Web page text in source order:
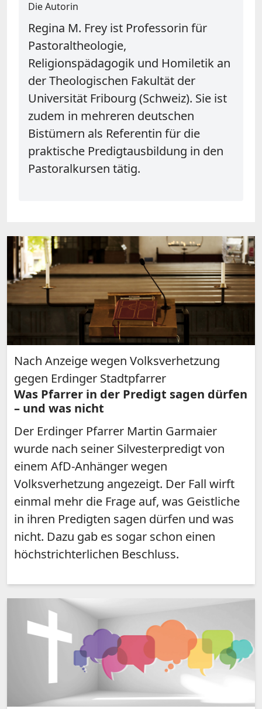
Die Autorin
Regina M. Frey ist Professorin für
Pastoraltheologie,
Religionspädagogik und Homiletik an
der Theologischen Fakultät der
Universität Fribourg (Schweiz). Sie ist
zudem in mehreren deutschen
Bistümern als Referentin für die
praktische Predigtausbildung in den
Pastoralkursen tätig.
Nach Anzeige wegen Volksverhetzung
gegen Erdinger Stadtpfarrer
Was Pfarrer in der Predigt sagen dürfen
– und was nicht
Der Erdinger Pfarrer Martin Garmaier
wurde nach seiner Silvesterpredigt von
einem AfD-Anhänger wegen
Volksverhetzung angezeigt. Der Fall wirft
einmal mehr die Frage auf, was Geistliche
in ihren Predigten sagen dürfen und was
nicht. Dazu gab es sogar schon einen
höchstrichterlichen Beschluss.